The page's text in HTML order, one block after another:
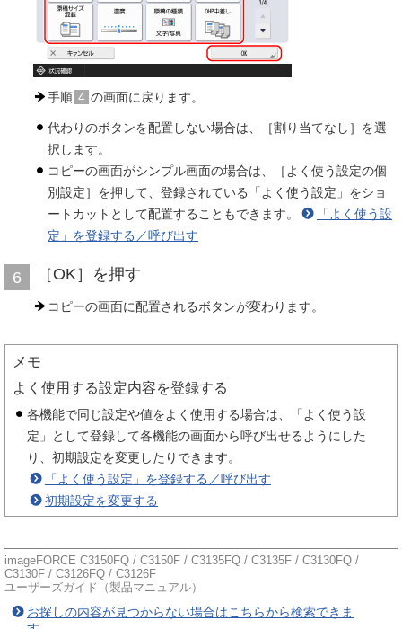
手順 4 の画面に戻ります。
代わりのボタンを配置しない場合は、［割り当てなし］を選
択します。
コピーの画面がシンプル画面の場合は、［よく使う設定の個
別設定］を押して、登録されている「よく使う設定」をショ
ートカットとして配置することもできます。
「よく使う設
定」を登録する／呼び出す
6 ［OK］を押す
コピーの画面に配置されるボタンが変わります。
メモ
よく使用する設定内容を登録する
各機能で同じ設定や値をよく使用する場合は、「よく使う設
定」として登録して各機能の画面から呼び出せるようにした
り、初期設定を変更したりできます。
「よく使う設定」を登録する／呼び出す
初期設定を変更する
imageFORCE C3150FQ / C3150F / C3135FQ / C3135F / C3130FQ /
C3130F / C3126FQ / C3126F
ユーザーズガイド（製品マニュアル）
お探しの内容が見つからない場合はこちらから検索できま